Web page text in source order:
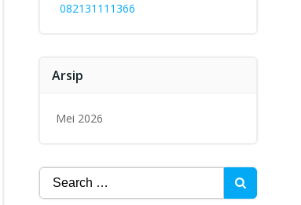
082131111366
Arsip
Mei 2026
Search
for: